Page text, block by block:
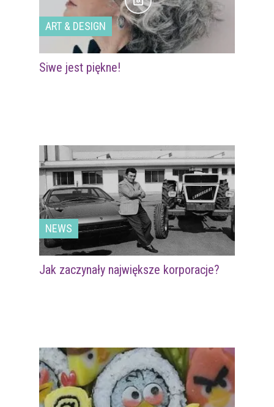
ART & DESIGN
Siwe jest piękne!
NEWS
Jak zaczynały największe korporacje?